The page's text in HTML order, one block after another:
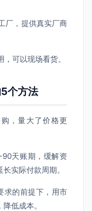
厂，提供真实厂商
可以现场看货。
个方法
，量大了价格更
天账期，缓解资
实际付款周期。
求的前提下，用市
低成本。